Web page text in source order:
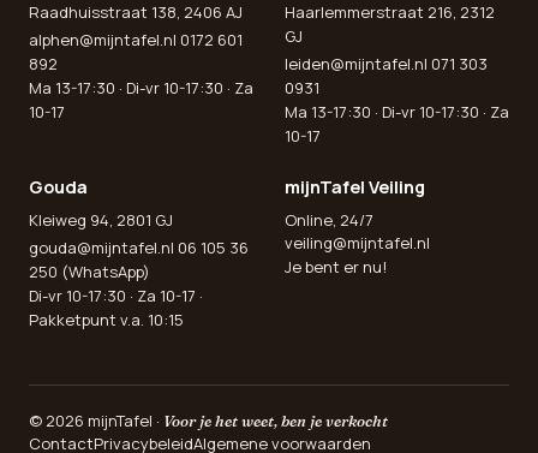
Raadhuisstraat 138, 2406 AJ
alphen@mijntafel.nl 0172 601
892
Ma 13-17:30 · Di-vr 10-17:30 · Za
10-17
Haarlemmerstraat 216, 2312
GJ
leiden@mijntafel.nl 071 303
0931
Ma 13-17:30 · Di-vr 10-17:30 · Za
10-17
Gouda
Kleiweg 94, 2801 GJ
gouda@mijntafel.nl 06 105 36
250 (WhatsApp)
Di-vr 10-17:30 · Za 10-17 ·
Pakketpunt v.a. 10:15
mijnTafel Veiling
Online, 24/7
veiling@mijntafel.nl
Je bent er nu!
© 2026 mijnTafel · Voor je het weet, ben je verkocht
ContactPrivacybeleidAlgemene voorwaarden